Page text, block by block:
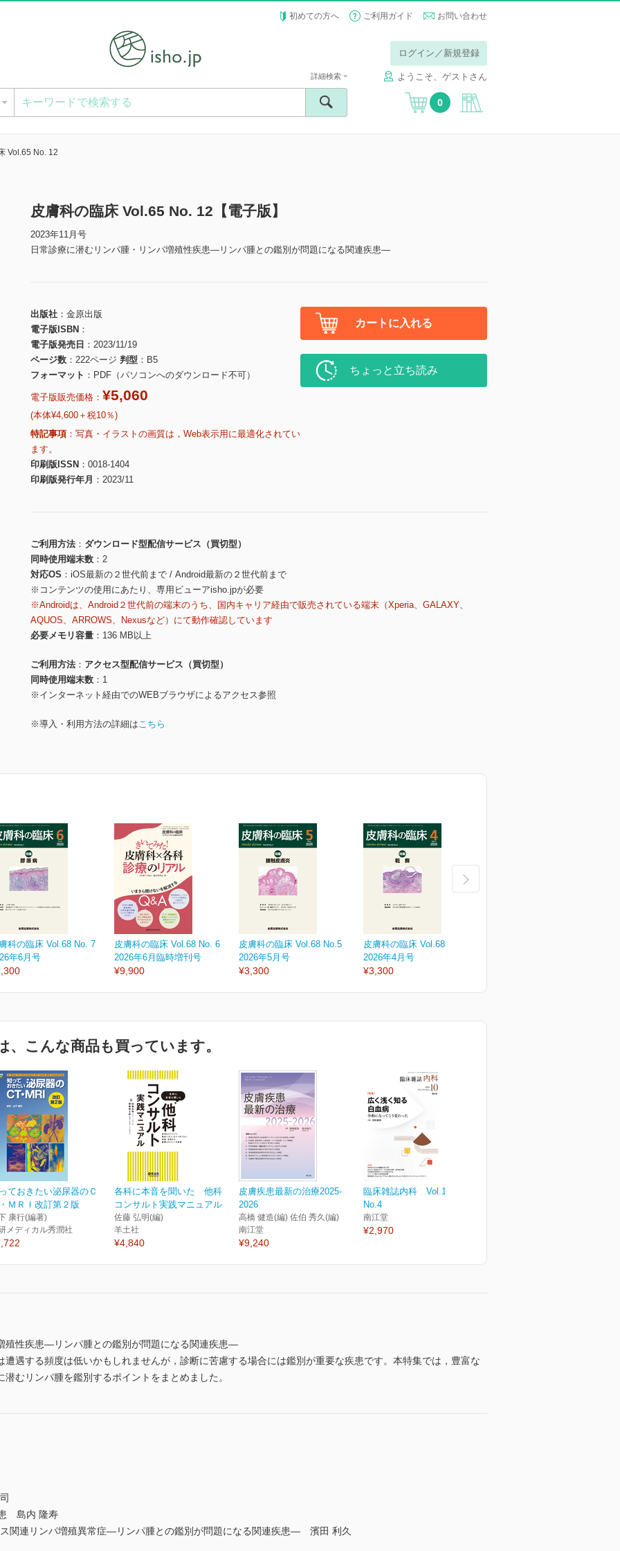
初めての方へ ご利用ガイド お問い合わせ
ログイン／新規登録
ようこそ、ゲストさん
詳細検索
0
Vol.65 No. 12
皮膚科の臨床 Vol.65 No. 12【電子版】
2023年11月号
日常診療に潜むリンパ腫・リンパ増殖性疾患―リンパ腫との鑑別が問題になる関連疾患―
出版社
金原出版
電子版ISBN
電子版発売日
2023/11/19
ページ数
222ページ 判型
B5
フォーマット
PDF（パソコンへのダウンロード不可）
電子版販売価格： ¥5,060
(本体¥4,600＋税10％)
特記事項
写真・イラストの画質は，Web表示用に最適化されてい
ます。
印刷版ISSN
0018-1404
印刷版発行年月
2023/11
カートに入れる
ちょっと立ち読み
ご利用方法
ダウンロード型配信サービス（買切型）
同時使用端末数
2
対応OS
iOS最新の２世代前まで / Android最新の２世代前まで
※コンテンツの使用にあたり、専用ビューアisho.jpが必要
※Androidは、Android２世代前の端末のうち、国内キャリア経由で販売されている端末（Xperia、GALAXY、
AQUOS、ARROWS、Nexusなど）にて動作確認しています
必要メモリ容量
136 MB以上
ご利用方法
アクセス型配信サービス（買切型）
同時使用端末数
1
※インターネット経由でのWEBブラウザによるアクセス参照
※導入・利用方法の詳細はこちら
科の臨床 Vol.68 No. 7
年6月号
皮膚科の臨床 Vol.68 No. 6
2026年6月臨時増刊号
¥9,900
皮膚科の臨床 Vol.68 No.5
2026年5月号
¥3,300
皮膚科の臨床 Vol.68 No. 4
2026年4月号
¥3,300
、こんな商品も買っています。
ておきたい泌尿器のＣ
ＭＲＩ改訂第２版
康行(編著)
メディカル秀潤社
各科に本音を聞いた 他科
コンサルト実践マニュアル
佐藤 弘明(編)
羊土社
¥4,840
皮膚疾患最新の治療2025-
2026
高橋 健造(編) 佐伯 秀久(編)
南江堂
¥9,240
臨床雑誌内科 Vol.134
No.4
南江堂
¥2,970
殖性疾患―リンパ腫との鑑別が問題になる関連疾患―
遇する頻度は低いかもしれませんが，診断に苦慮する場合には鑑別が重要な疾患です。本特集では，豊富な
むリンパ腫を鑑別するポイントをまとめました。
島内 隆寿
関連リンパ増殖異常症―リンパ腫との鑑別が問題になる関連疾患― 濱田 利久